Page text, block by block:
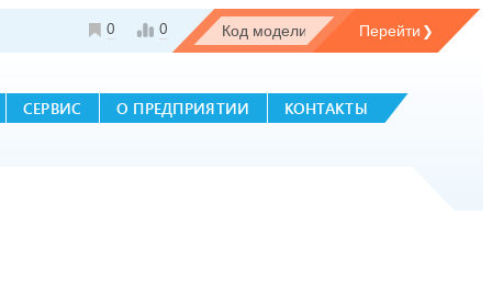
0 0
СЕРВИС О ПРЕДПРИЯТИИ КОНТАКТЫ